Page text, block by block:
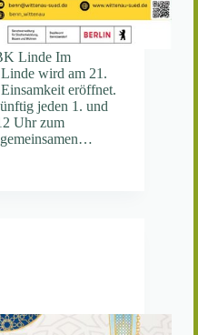
Linde Im
wird am 21.
eröffnet.
jeden 1. und
Uhr zum